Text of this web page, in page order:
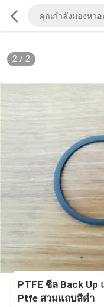
2/ 2
PTFE ซีล Back Up
Ptfe สวมแถบสีดำ